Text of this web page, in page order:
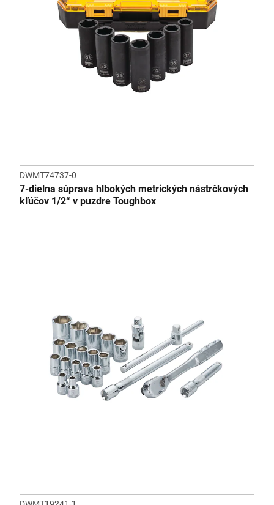
DWMT74737-0
7-dielna súprava hlbokých metrických nástrčkových
kľúčov 1/2“ v puzdre Toughbox